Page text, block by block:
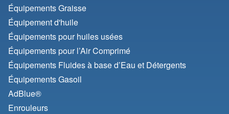
Équipements Graisse
Équipement d'huile
Équipements pour huiles usées
Équipements pour l’Air Comprimé
Équipements Fluides à base d’Eau et Détergents
Équipements Gasoil
AdBlue®
Enrouleurs